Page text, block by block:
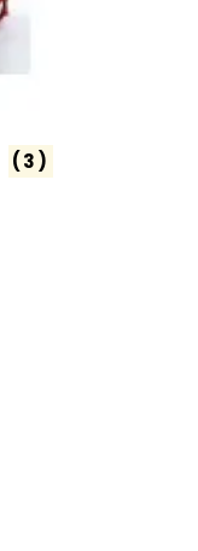
(3)